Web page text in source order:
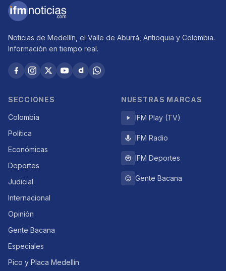
Noticias de Medellín, el Valle de Aburrá, Antioquia y Colombia.
Información en tiempo real.
SECCIONES
Colombia
Política
Económicas
Deportes
Judicial
Internacional
Opinión
Gente Bacana
Especiales
Pico y Placa Medellín
NUESTRAS MARCAS
IFM Play (TV)
IFM Radio
IFM Deportes
Gente Bacana